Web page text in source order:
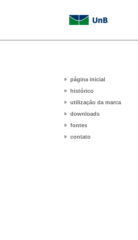
página inicial
histórico
utilização da marca
downloads
fontes
contato